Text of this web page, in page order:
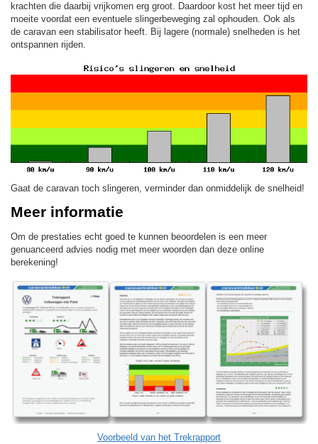
krachten die daarbij vrijkomen erg groot. Daardoor kost het meer tijd en
moeite voordat een eventuele slingerbeweging zal ophouden. Ook als
de caravan een stabilisator heeft. Bij lagere (normale) snelheden is het
ontspannen rijden.
Gaat de caravan toch slingeren, verminder dan onmiddelijk de snelheid!
Meer informatie
Om de prestaties echt goed te kunnen beoordelen is een meer
genuanceerd advies nodig met meer woorden dan deze online
berekening!
Voorbeeld van het Trekrapport